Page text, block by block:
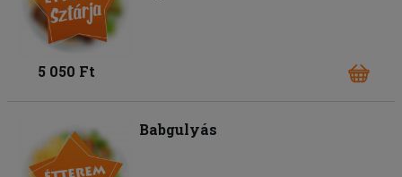
5 050 Ft
Babgulyás